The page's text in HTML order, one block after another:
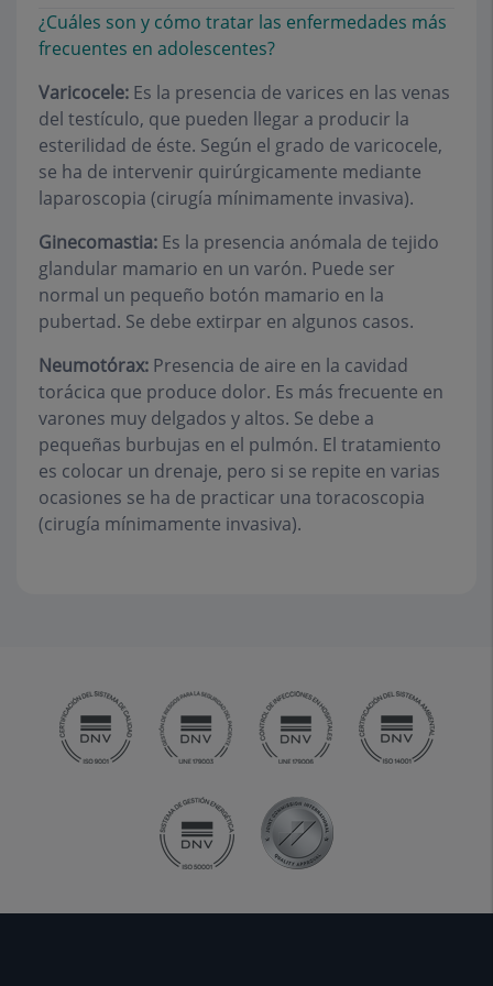
¿Cuáles son y cómo tratar las enfermedades más
frecuentes en adolescentes?
Varicocele: Es la presencia de varices en las venas
del testículo, que pueden llegar a producir la
esterilidad de éste. Según el grado de varicocele,
se ha de intervenir quirúrgicamente mediante
laparoscopia (cirugía mínimamente invasiva).
Ginecomastia: Es la presencia anómala de tejido
glandular mamario en un varón. Puede ser
normal un pequeño botón mamario en la
pubertad. Se debe extirpar en algunos casos.
Neumotórax: Presencia de aire en la cavidad
torácica que produce dolor. Es más frecuente en
varones muy delgados y altos. Se debe a
pequeñas burbujas en el pulmón. El tratamiento
es colocar un drenaje, pero si se repite en varias
ocasiones se ha de practicar una toracoscopia
(cirugía mínimamente invasiva).